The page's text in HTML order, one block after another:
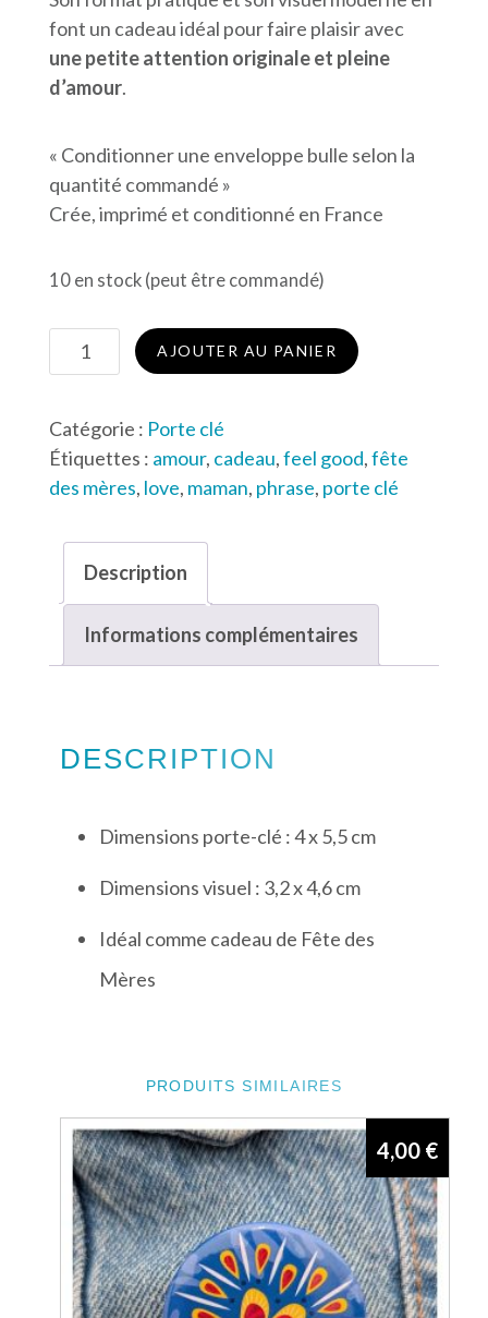
font un cadeau idéal pour faire plaisir avec
une petite attention originale et pleine
d’amour.
« Conditionner une enveloppe bulle selon la
quantité commandé »
Crée, imprimé et conditionné en France
10 en stock (peut être commandé)
quantité
de
clé
Mère
veilleuse
AJOUTER AU PANIER
Catégorie : Porte clé
Étiquettes : amour, cadeau,feel good,fête
des mères, love, maman, phrase, porte clé
Description
Informations complémentaires
DESCRIPTION
Dimensions porte-clé : 4 x 5,5 cm
Dimensions visuel : 3,2 x 4,6 cm
Idéal comme cadeau de Fête des
Mères
PRODUITS SIMILAIRES
4,00 €